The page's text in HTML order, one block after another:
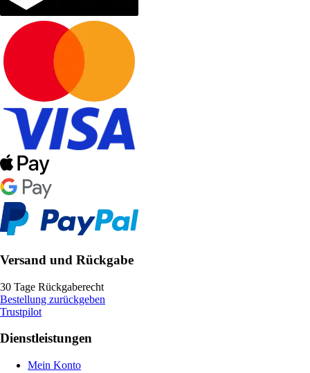
Versand und Rückgabe
30 Tage Rückgaberecht
Bestellung zurückgeben
Trustpilot
Dienstleistungen
Mein Konto